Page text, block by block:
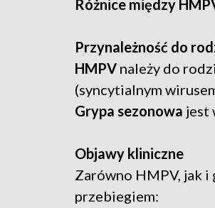
Różnice między
Przynależność do
HMPV należy do
(syncytialnym
Grypa sezonowa jest
Objawy kliniczne
Zarówno HMPV, jak i
przebiegiem: